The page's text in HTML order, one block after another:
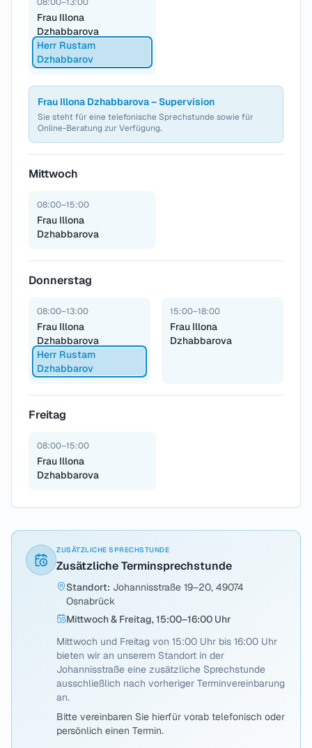
Frau Illona
Dzhabbarova
Herr Rustam
Dzhabbarov
Frau Illona Dzhabbarova – Supervision
Sie steht für eine telefonische Sprechstunde sowie für
Online-Beratung zur Verfügung.
Mittwoch
08:00–15:00
Frau Illona
Dzhabbarova
Donnerstag
08:00–13:00
Frau Illona
Dzhabbarova
Herr Rustam
Dzhabbarov
15:00–18:00
Frau Illona
Dzhabbarova
Freitag
08:00–15:00
Frau Illona
Dzhabbarova
ZUSÄTZLICHE SPRECHSTUNDE
Zusätzliche Terminsprechstunde
Standort: Johannisstraße 19–20, 49074
Osnabrück
Mittwoch & Freitag, 15:00–16:00 Uhr
Mittwoch und Freitag von 15:00 Uhr bis 16:00 Uhr
bieten wir an unserem Standort in der
Johannisstraße eine zusätzliche Sprechstunde
ausschließlich nach vorheriger Terminvereinbarung
an.
Bitte vereinbaren Sie hierfür vorab telefonisch oder
persönlich einen Termin.